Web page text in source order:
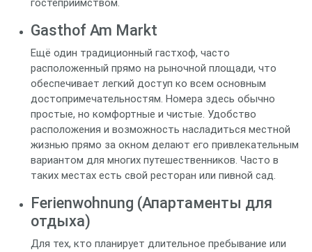
гостеприимством.
Gasthof Am Markt
Ещё один традиционный гастхоф, часто
расположенный прямо на рыночной площади, что
обеспечивает легкий доступ ко всем основным
достопримечательностям. Номера здесь обычно
простые, но комфортные и чистые. Удобство
расположения и возможность насладиться местной
жизнью прямо за окном делают его привлекательным
вариантом для многих путешественников. Часто в
таких местах есть свой ресторан или пивной сад.
Ferienwohnung (Апартаменты для
отдыха)
Для тех, кто планирует длительное пребывание или